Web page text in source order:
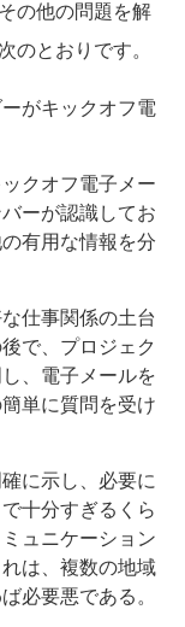
の他の問題を解
とおりです。
がキックオフ電
クオフ電子メー
ーが認識してお
有用な情報を分
仕事関係の土台
で、プロジェク
、電子メールを
単に質問を受け
に示し、必要に
十分すぎるくら
ュニケーション
は、複数の地域
必要悪である。